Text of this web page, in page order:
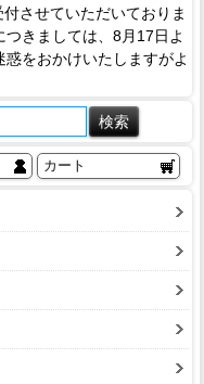
させていただいておりま
きましては、8月17日よ
をおかけいたしますがよ
カート